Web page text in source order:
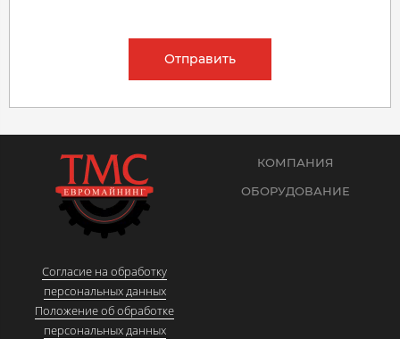
Отправить
Согласие на обработку
персональных данных
Положение об обработке
персональных данных
КОМПАНИЯ
ОБОРУДОВАНИЕ